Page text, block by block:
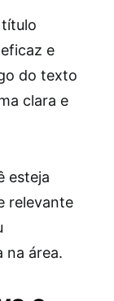
e
do texto
clara e
esteja
relevante
na área.